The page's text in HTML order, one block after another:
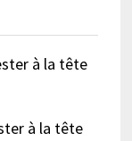
à la tête
à la tête